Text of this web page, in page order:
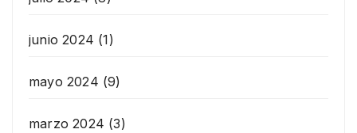
junio 2024 (1)
mayo 2024 (9)
marzo 2024 (3)